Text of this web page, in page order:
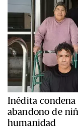
Inédita condena
abandono de
humanidad